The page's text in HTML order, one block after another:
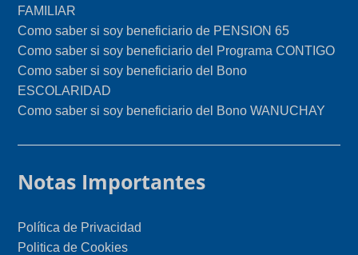
FAMILIAR
Como saber si soy beneficiario de PENSION 65
Como saber si soy beneficiario del Programa CONTIGO
Como saber si soy beneficiario del Bono
ESCOLARIDAD
Como saber si soy beneficiario del Bono WANUCHAY
Notas Importantes
Política de Privacidad
Politica de Cookies